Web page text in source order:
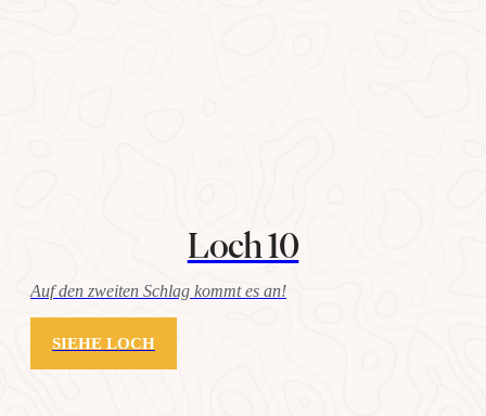
Loch 10
Auf den zweiten Schlag kommt es an!
SIEHE LOCH